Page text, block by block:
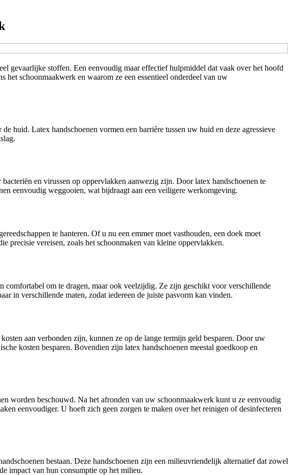
gevaarlijke stoffen. Een eenvoudig maar effectief hulpmiddel dat vaak over het hoofd
schoonmaakwerk en waarom ze een essentieel onderdeel van uw
huid. Latex handschoenen vormen een barrière tussen uw huid en deze agressieve
en virussen op oppervlakken aanwezig zijn. Door latex handschoenen te
eenvoudig weggooien, wat bijdraagt aan een veiligere werkomgeving.
te hanteren. Of u nu een emmer moet vasthouden, een doek moet
precisie vereisen, zoals het schoonmaken van kleine oppervlakken.
comfortabel om te dragen, maar ook veelzijdig. Ze zijn geschikt voor verschillende
in verschillende maten, zodat iedereen de juiste pasvorm kan vinden.
aan verbonden zijn, kunnen ze op de lange termijn geld besparen. Door uw
kosten besparen. Bovendien zijn latex handschoenen meestal goedkoop en
worden beschouwd. Na het afronden van uw schoonmaakwerk kunt u ze eenvoudig
eenvoudiger. U hoeft zich geen zorgen te maken over het reinigen of desinfecteren
bestaan. Deze handschoenen zijn een milieuvriendelijk alternatief dat zowel
impact van hun consumptie op het milieu.